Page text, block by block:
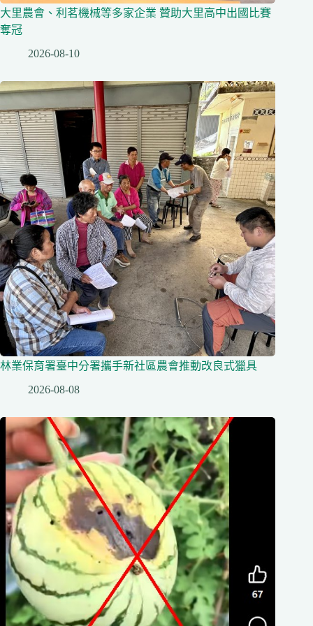
大里農會、利茗機械等多家企業 贊助大里高中出國比賽
奪冠
2026-08-10
林業保育署臺中分署攜手新社區農會推動改良式獵具
2026-08-08